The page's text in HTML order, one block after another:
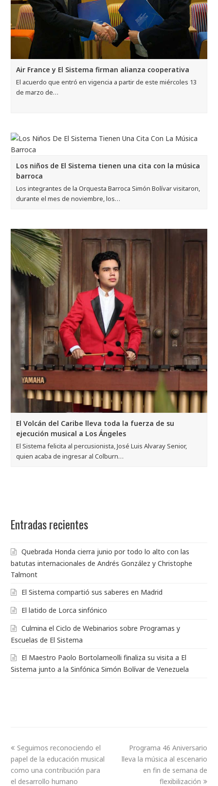
Air France y El Sistema firman alianza cooperativa
El acuerdo que entró en vigencia a partir de este miércoles 13
de marzo de…
Los niños de El Sistema tienen una cita con la música
barroca
Los integrantes de la Orquesta Barroca Simón Bolívar visitaron,
durante el mes de noviembre, los…
El Volcán del Caribe lleva toda la fuerza de su
ejecución musical a Los Ángeles
El Sistema felicita al percusionista, José Luis Alvaray Senior,
quien acaba de ingresar al Colburn…
Entradas recientes
Quebrada Honda cierra junio por todo lo alto con las
batutas internacionales de Andrés González y Christophe
Talmont
El Sistema compartió sus saberes en Madrid
El latido de Lorca sinfónico
Culmina el Ciclo de Webinarios sobre Programas y
Escuelas de El Sistema
El Maestro Paolo Bortolameolli finaliza su visita a El
Sistema junto a la Sinfónica Simón Bolívar de Venezuela
Seguimos reconociendo el
papel de la educación musical
como una contribución para
el desarrollo humano
Programa 46 Aniversario
lleva la música al escenario
en fin de semana de
flexibilización